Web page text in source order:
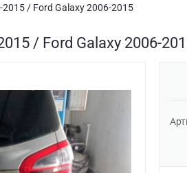
/ Ford Galaxy 2006-2015
/ Ford Galaxy 2006-